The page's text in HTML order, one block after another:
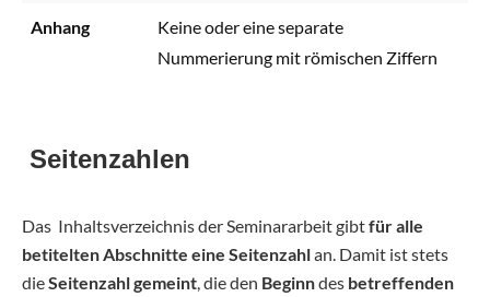
Anhang
Keine oder eine separate
Nummerierung mit römischen Ziffern
Seitenzahlen
Das Inhaltsverzeichnis der Seminararbeit gibtfür alle
betitelten Abschnitte eine Seitenzahlan. Damit ist stets
dieSeitenzahl gemeint, die den Beginndes betreffenden